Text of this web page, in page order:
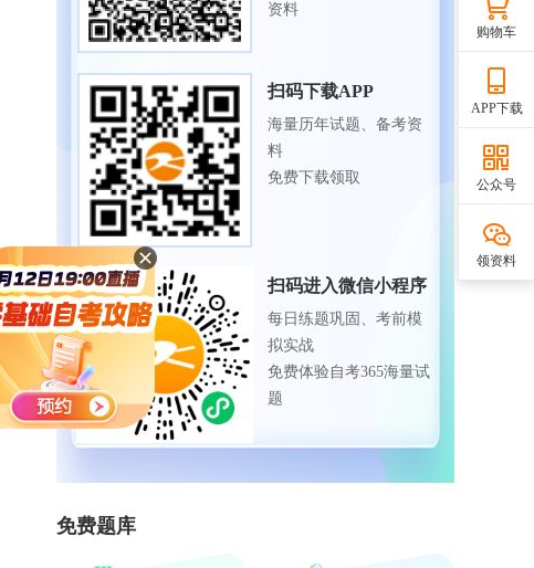
资料
扫码下载APP
海量历年试题、备考资
料
免费下载领取
扫码进入微信小程序
每日练题巩固、考前模
拟实战
免费体验自考365海量试
题
免费题库
购物车
APP下载
公众号
领资料